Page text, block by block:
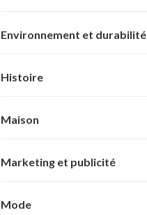
Environnement et durabilité
Histoire
Maison
Marketing et publicité
Mode